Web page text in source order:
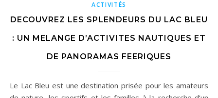
ACTIVITÉS
DECOUVREZ LES SPLENDEURS DU LAC BLEU
: UN MELANGE D’ACTIVITES NAUTIQUES ET
DE PANORAMAS FEERIQUES
Le Lac Bleu est une destination prisée pour les amateurs